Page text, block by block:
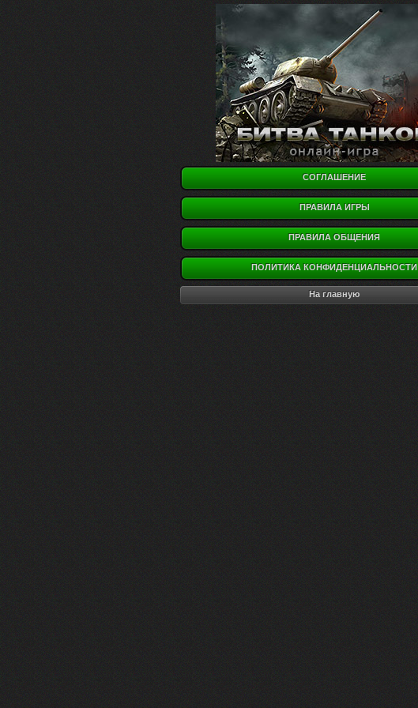
СОГЛАШЕНИЕ
ПРАВИЛА ИГРЫ
ПРАВИЛА ОБЩЕНИЯ
ПОЛИТИКА КОНФИДЕНЦИАЛЬНОСТИ
На главную